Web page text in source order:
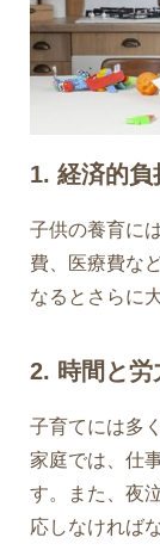
1. 経済的負
子供の養育に
費、医療費な
なるとさらに
2. 時間と労
子育てには多
家庭では、仕
す。また、夜
応しなければ